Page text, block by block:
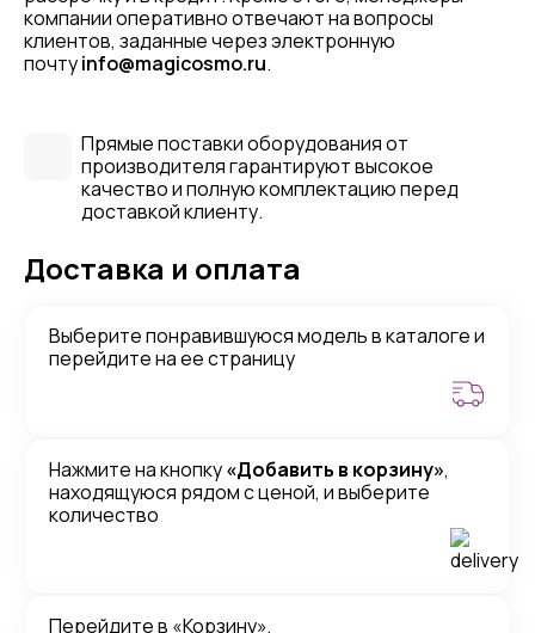
компании оперативно отвечают на вопросы
клиентов, заданные через электронную
почтуinfo@magicosmo.ru.
Прямые поставки оборудования от
производителя гарантируют высокое
качество и полную комплектацию перед
доставкой клиенту.
Доставка и оплата
Выберите понравившуюся модель в каталоге и
перейдите на ее страницу
Нажмите на кнопку«Добавить в корзину»,
находящуюся рядом с ценой, и выберите
количество
Перейдите в «Корзину»,